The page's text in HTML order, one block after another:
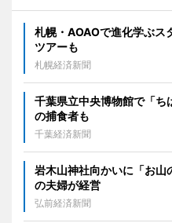
札幌・AOAOで進化学ぶ
ツアーも
札幌経済新聞
千葉県立中央博物館で「
の捕食者も
千葉経済新聞
岩木山神社向かいに「お
の夫婦が経営
弘前経済新聞